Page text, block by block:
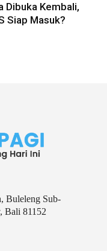
Dibuka Kembali,
Siap Masuk?
Buleleng Sub-
Bali 81152